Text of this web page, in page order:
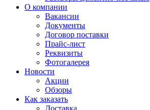
О компании
Вакансии
Документы
Договор поставки
Прайс-лист
Реквизиты
Фотогалерея
Новости
Акции
Обзоры
Как заказать
Доставка